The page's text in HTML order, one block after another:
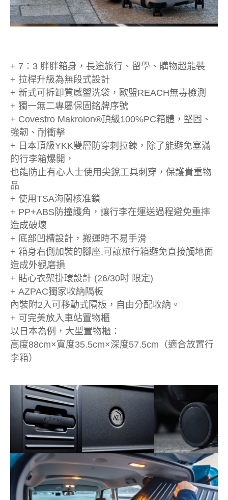
+ 7：3 胖胖箱身，長途旅行、留學、購物超能裝
+ 拉桿升級為無段式設計
+ 新式可拆卸質感盥洗袋，歐盟REACH無毒檢測
+ 獨一無二專屬保固銘牌序號
+ Covestro Makrolon®頂級100%PC箱體，堅固、
強韌、耐衝擊
+ 日本頂級YKK雙層防穿刺拉鍊，除了能避免塞滿
的行李箱爆開，
也能防止有心人士使用尖銳工具刺穿，保護貴重物
品
+ 使用TSA海關核准鎖
+ PP+ABS防撞護角，讓行李在運送過程避免重摔
造成破壞
+ 底部凹槽設計，搬運時不易手滑
+ 箱身右側加裝的腳座,可讓旅行箱避免直接觸地面
造成外觀磨損
+ 貼心衣架掛環設計 (26/30吋 限定)
+ AZPAC獨家收納隔板
內裝附2入可移動式隔板，自由分配收納。
+ 可完美放入車站置物櫃
以日本為例，大型置物櫃：
高度88cm×寬度35.5cm×深度57.5cm（適合放置行
李箱）